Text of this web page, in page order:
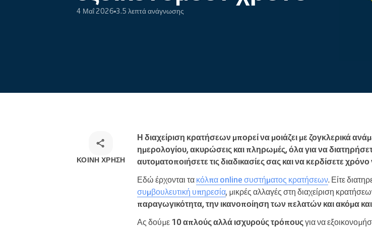
Ηλεκτρονικές κρατήσεις
4 Μαΐ 2026 3.5 λεπτά ανάγνωσης
ΚΟΙΝΉ ΧΡΉΣΗ
Η διαχείριση κρατήσεων μπορεί να μοιάζει με ζογκλερικά
ημερολογίου, ακυρώσεις και πληρωμές, όλα για να
αυτοματοποιήσετε τις διαδικασίες σας και να κερδίσετε
Εδώ έρχονται τα κόλπα online συστήματος κρατήσεων. Είτε
συμβουλευτική υπηρεσία, μικρές αλλαγές στη διαχείριση
παραγωγικότητα, την ικανοποίηση των πελατών και ακόμα
Ας δούμε 10 απλούς αλλά ισχυρούςτρόπουςγια να